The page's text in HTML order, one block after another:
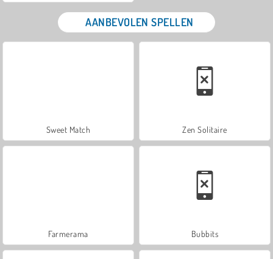
AANBEVOLEN SPELLEN
Sweet Match Zen Solitaire
Farmerama Bubbits